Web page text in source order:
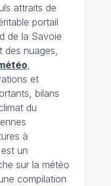
attraits de
portail
de la Savoie
nuages,
,
et
bilans
du
à
un
sur la météo
compilation